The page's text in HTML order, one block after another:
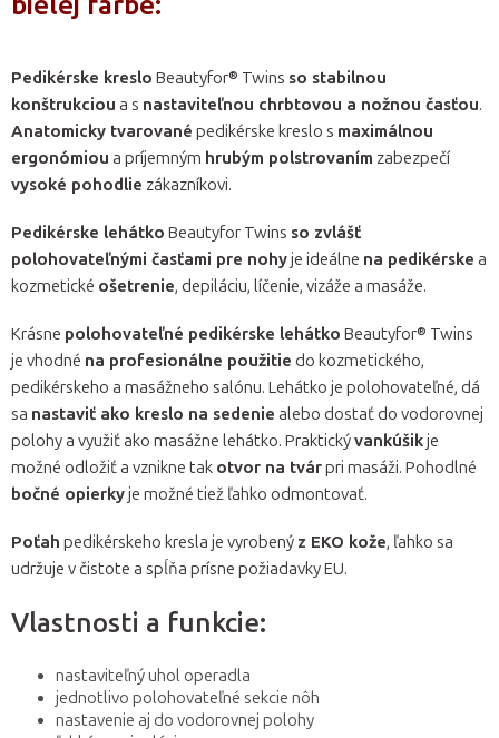
Pedikérske kreslo Beautyfor® Twins so stabilnou
konštrukciou a s nastaviteľnou chrbtovou a nožnou časťou.
Anatomicky tvarované pedikérske kreslo s maximálnou
ergonómiou a príjemným hrubým polstrovaním zabezpečí
vysoké pohodlie zákazníkovi.
Pedikérske lehátko Beautyfor Twins so zvlášť
polohovateľnými časťami pre nohyje ideálne na pedikérske a
kozmetické ošetrenie, depiláciu, líčenie, vizáže a masáže.
Krásne polohovateľné pedikérske lehátko Beautyfor® Twins
je vhodné na profesionálne použitie do kozmetického,
pedikérskeho a masážneho salónu. Lehátko je polohovateľné, dá
sa nastaviť ako kreslo na sedenie alebo dostať do vodorovnej
polohy a využiť ako masážne lehátko. Praktickývankúšikje
možné odložiť a vznikne tak otvor na tvárpri masáži. Pohodlné
bočné opierkyje možné tiež ľahko odmontovať.
Poťah pedikérskeho kresla je vyrobený z EKO kože, ľahko sa
udržuje v čistote a spĺňa prísne požiadavky EU.
Vlastnosti a funkcie:
nastaviteľný uhol operadla
jednotlivo polohovateľné sekcie nôh
nastavenie aj do vodorovnej polohy